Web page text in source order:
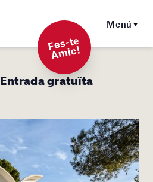
Menú
F
es-t
e
A
mi
c!
Entrada gratuïta